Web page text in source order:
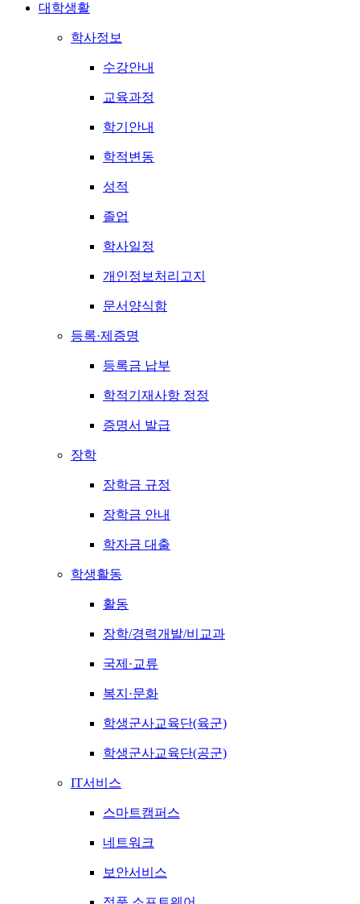
대학생활
학사정보
수강안내
교육과정
학기안내
학적변동
성적
졸업
학사일정
개인정보처리고지
문서양식함
등록·제증명
등록금 납부
학적기재사항 정정
증명서 발급
장학
장학금 규정
장학금 안내
학자금 대출
학생활동
활동
장학/경력개발/비교과
국제·교류
복지·문화
학생군사교육단(육군)
학생군사교육단(공군)
IT서비스
스마트캠퍼스
네트워크
보안서비스